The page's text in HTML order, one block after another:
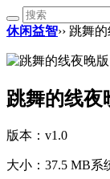
休闲益智›› 跳舞
跳舞的线夜
版本：v1.0
大小：37.5 MB系